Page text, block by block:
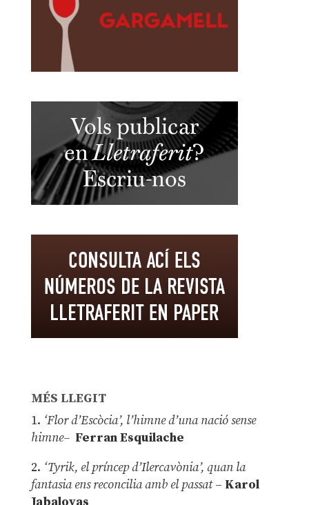
MÉS LLEGIT
1. ‘Flor d’Escòcia’, l’himne d’una nació sense
himne– Ferran Esquilache
2. ‘Tyrik, el príncep d’Ilercavònia’, quan la
fantasia ens reconcilia amb el passat– Karol
Jabaloyas